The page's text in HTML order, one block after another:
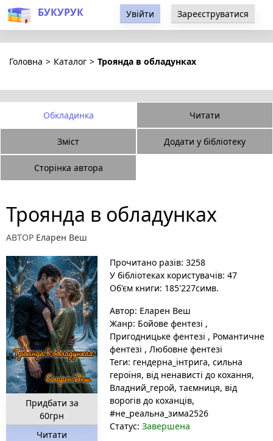
БУКУРУК Увійти Зареєструватися
Головна > Каталог > Троянда в обладунках
Обкладинка Читати
Зміст Додати у бібліотеку
Сторінка автора
Троянда в обладунках
АВТОР Еларен Веш
Придбати за
60грн
Читати
Прочитано разів: 3258
У бібліотеках користувачів: 47
Об'єм книги: 185'227симв.
Автор: Еларен Веш
Жанр: Бойове фентезі ,
Пригодницьке фентезі , Романтичне
фентезі , Любовне фентезі
Теги: гендерна_інтрига, сильна
героїня, від ненависті до кохання,
Владний_герой, таємниця, від
ворогів до коханців,
#не_реальна_зима2526
Статус: Завершена